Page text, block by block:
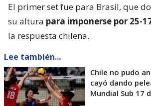
El primer set fue para Brasil, que
su altura para imponerse por 25-
la respuesta chilena.
Lee también...
Chile no pudo
cayó dando
Mundial Sub 17